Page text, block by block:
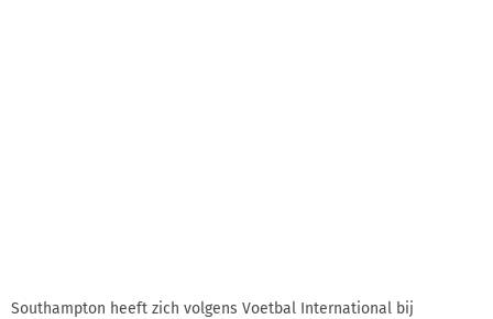
Southampton heeft zich volgens Voetbal International bij